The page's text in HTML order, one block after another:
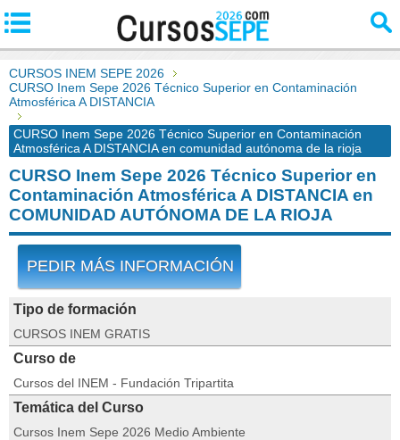
CURSOS INEM SEPE 2026
CURSO Inem Sepe 2026 Técnico Superior en Contaminación
Atmosférica A DISTANCIA
CURSO Inem Sepe 2026 Técnico Superior en Contaminación
Atmosférica A DISTANCIA en comunidad autónoma de la rioja
CURSO Inem Sepe 2026 Técnico Superior en
Contaminación Atmosférica A DISTANCIA en
COMUNIDAD AUTÓNOMA DE LA RIOJA
PEDIR MÁS INFORMACIÓN
Tipo de formación
CURSOS INEM GRATIS
Curso de
Cursos del INEM - Fundación Tripartita
Temática del Curso
Cursos Inem Sepe 2026 Medio Ambiente